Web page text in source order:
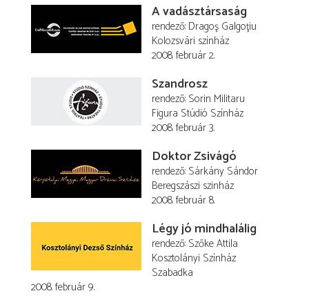
A vadásztársaság
rendező Dragoş Galgoţiu
Kolozsvári színház
2008. február 2.
Szandrosz
rendező Sorin Militaru
Figura Stúdió Színház
2008. február 3.
Doktor Zsivágó
rendező Sárkány Sándor
Beregszászi szinház
2008. február 8.
Légy jó mindhalálig
rendező Szőke Attila
Kosztolányi Színház
Szabadka
2008. február 9.